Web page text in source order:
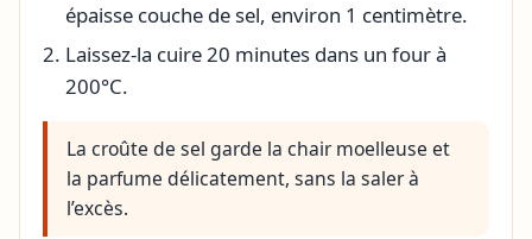
épaisse couche de sel, environ 1 centimètre.
Laissez-la cuire 20 minutes dans un four à
200°C.
La croûte de sel garde la chair moelleuse et
la parfume délicatement, sans la saler à
l’excès.